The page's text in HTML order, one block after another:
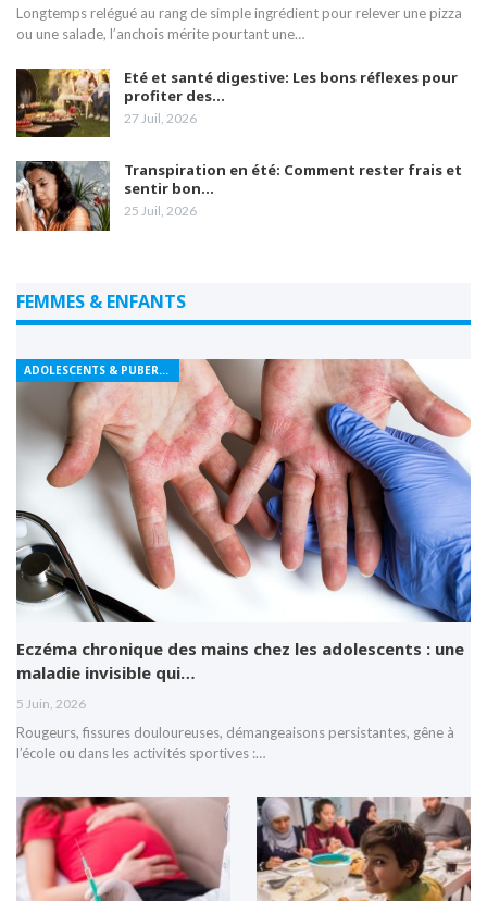
Longtemps relégué au rang de simple ingrédient pour relever une pizza
ou une salade, l’anchois mérite pourtant une…
Eté et santé digestive: Les bons réflexes pour
profiter des…
27 Juil, 2026
Transpiration en été: Comment rester frais et
sentir bon…
25 Juil, 2026
FEMMES & ENFANTS
ADOLESCENTS & PUBERTÉ
Eczéma chronique des mains chez les adolescents : une
maladie invisible qui…
5 Juin, 2026
Rougeurs, fissures douloureuses, démangeaisons persistantes, gêne à
l’école ou dans les activités sportives :…